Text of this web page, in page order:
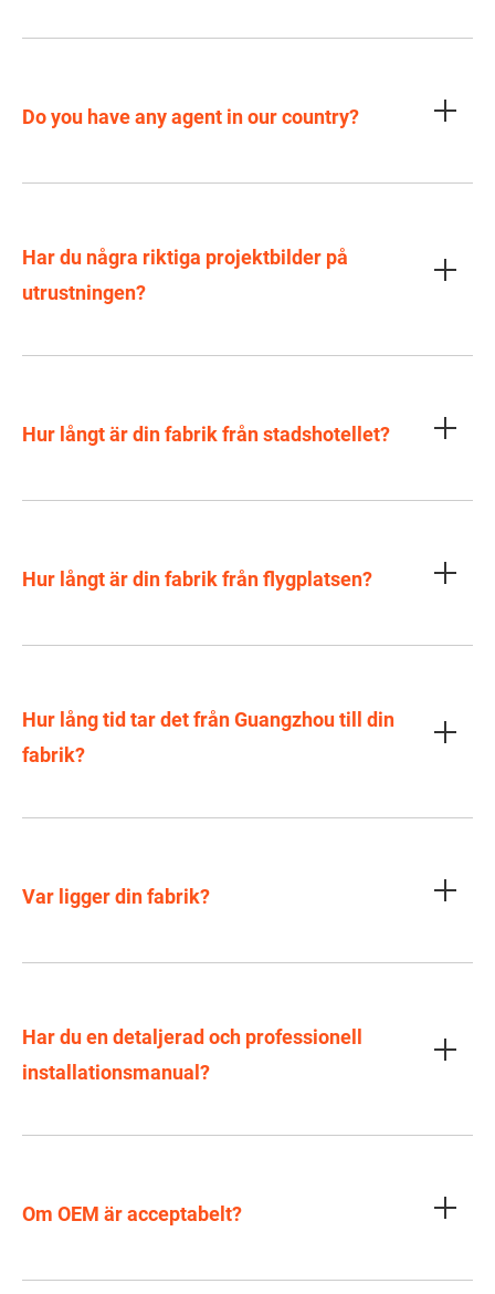
Do you have any agent in our country?
Har du några riktiga projektbilder på
utrustningen?
Hur långt är din fabrik från stadshotellet?
Hur långt är din fabrik från flygplatsen?
Hur lång tid tar det från Guangzhou till din
fabrik?
Var ligger din fabrik?
Har du en detaljerad och professionell
installationsmanual?
Om OEM är acceptabelt?